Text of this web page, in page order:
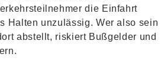
die Einfahrt
Halten unzulässig. Wer also sein
abstellt, riskiert Bußgelder und